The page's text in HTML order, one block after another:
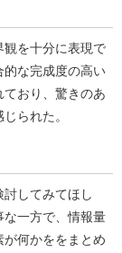
観を十分に表現で
的な完成度の高い
おり、驚きのあ
られた。
してみてほし
な一方で、情報量
何かををまとめ